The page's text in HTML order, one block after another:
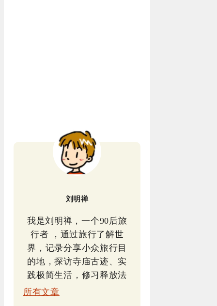
刘明禅
我是刘明禅，一个90后旅
行者 ，通过旅行了解世
界，记录分享小众旅行目
的地，探访寺庙古迹、实
践极简生活，修习释放法
所有文章